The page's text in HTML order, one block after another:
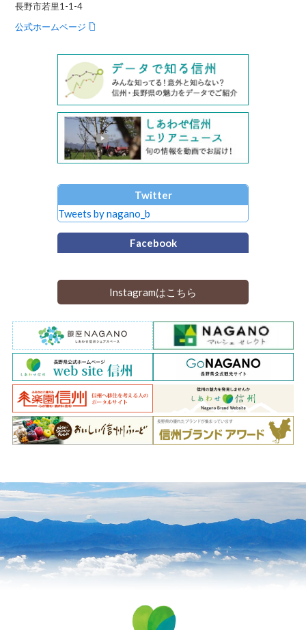
長野市若里1-1-4
公式ホームページ
Twitter
Tweets by nagano_b
Facebook
Instagramはこちら